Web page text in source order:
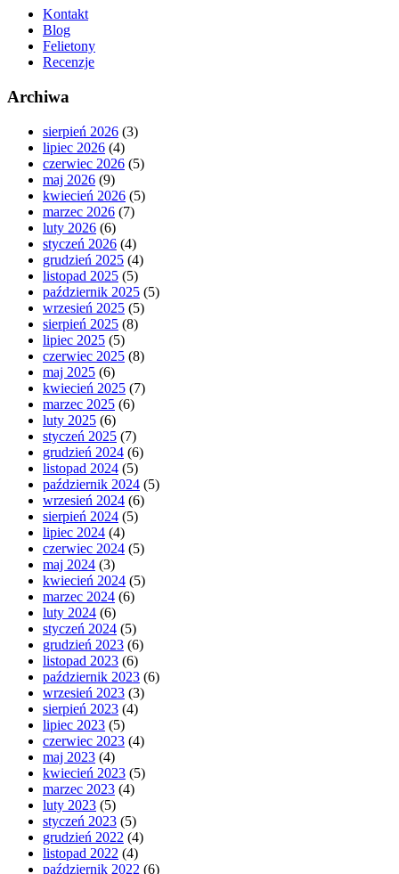
Kontakt
Blog
Felietony
Recenzje
Archiwa
sierpień 2026 (3)
lipiec 2026 (4)
czerwiec 2026 (5)
maj 2026 (9)
kwiecień 2026 (5)
marzec 2026 (7)
luty 2026 (6)
styczeń 2026 (4)
grudzień 2025 (4)
listopad 2025 (5)
październik 2025 (5)
wrzesień 2025 (5)
sierpień 2025 (8)
lipiec 2025 (5)
czerwiec 2025 (8)
maj 2025 (6)
kwiecień 2025 (7)
marzec 2025 (6)
luty 2025 (6)
styczeń 2025 (7)
grudzień 2024 (6)
listopad 2024 (5)
październik 2024 (5)
wrzesień 2024 (6)
sierpień 2024 (5)
lipiec 2024 (4)
czerwiec 2024 (5)
maj 2024 (3)
kwiecień 2024 (5)
marzec 2024 (6)
luty 2024 (6)
styczeń 2024 (5)
grudzień 2023 (6)
listopad 2023 (6)
październik 2023 (6)
wrzesień 2023 (3)
sierpień 2023 (4)
lipiec 2023 (5)
czerwiec 2023 (4)
maj 2023 (4)
kwiecień 2023 (5)
marzec 2023 (4)
luty 2023 (5)
styczeń 2023 (5)
grudzień 2022 (4)
listopad 2022 (4)
październik 2022 (6)